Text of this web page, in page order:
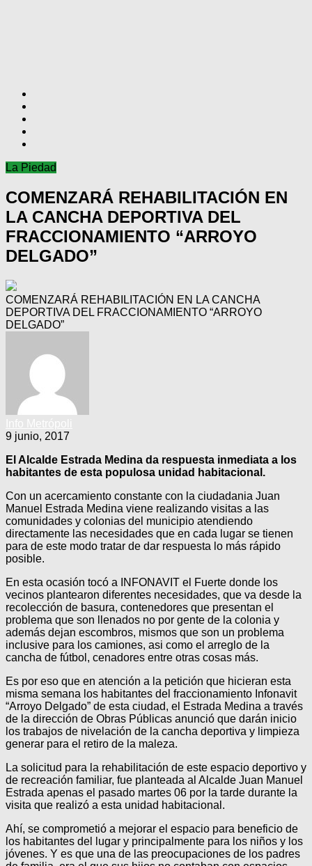
La Piedad
COMENZARÁ REHABILITACIÓN EN
LA CANCHA DEPORTIVA DEL
FRACCIONAMIENTO “ARROYO
DELGADO”
COMENZARÁ REHABILITACIÓN EN LA CANCHA
DEPORTIVA DEL FRACCIONAMIENTO “ARROYO
DELGADO”
9 junio, 2017
El Alcalde Estrada Medina da respuesta inmediata a los
habitantes de esta populosa unidad habitacional.
Con un acercamiento constante con la ciudadania Juan
Manuel Estrada Medina viene realizando visitas a las
comunidades y colonias del municipio atendiendo
directamente las necesidades que en cada lugar se tienen
para de este modo tratar de dar respuesta lo más rápido
posible.
En esta ocasión tocó a INFONAVIT el Fuerte donde los
vecinos plantearon diferentes necesidades, que va desde la
recolección de basura, contenedores que presentan el
problema que son llenados no por gente de la colonia y
además dejan escombros, mismos que son un problema
inclusive para los camiones, asi como el arreglo de la
cancha de fútbol, cenadores entre otras cosas más.
Es por eso que en atención a la petición que hicieran esta
misma semana los habitantes del fraccionamiento Infonavit
“Arroyo Delgado” de esta ciudad, el Estrada Medina a través
de la dirección de Obras Públicas anunció que darán inicio
los trabajos de nivelación de la cancha deportiva y limpieza
generar para el retiro de la maleza.
La solicitud para la rehabilitación de este espacio deportivo y
de recreación familiar, fue planteada al Alcalde Juan Manuel
Estrada apenas el pasado martes 06 por la tarde durante la
visita que realizó a esta unidad habitacional.
Ahí, se comprometió a mejorar el espacio para beneficio de
los habitantes del lugar y principalmente para los niños y los
jóvenes. Y es que una de las preocupaciones de los padres